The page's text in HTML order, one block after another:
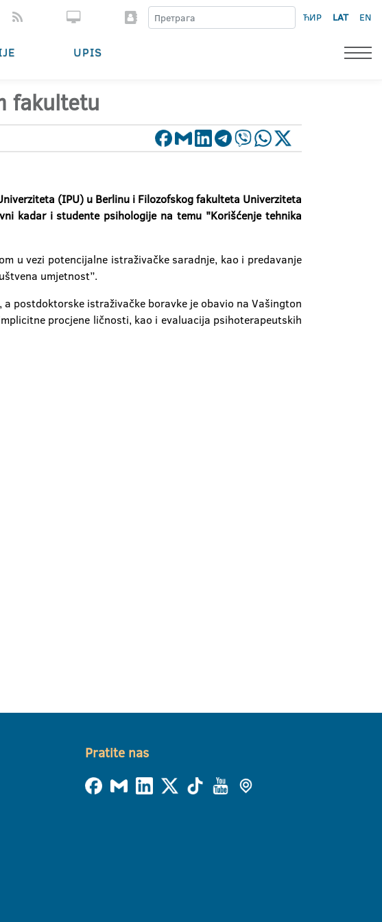
ЋИР LAT EN
UPIS
fakultetu
(IPU) u Berlinu i Filozofskog fakulteta Univerziteta
kadar i studente psihologije na temu "Korišćenje tehnika
u vezi potencijalne istraživačke saradnje, kao i predavanje
umjetnost”.
postdoktorske istraživačke boravke je obavio na Vašington
procjene ličnosti, kao i evaluacija psihoterapeutskih
Pratite nas